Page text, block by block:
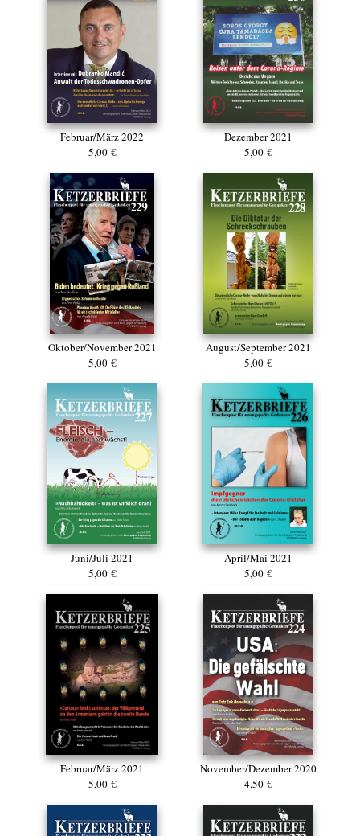
Februar/März 2022
5,00 €
Dezember 2021
5,00 €
Oktober/November 2021
5,00 €
August/September 2021
5,00 €
Juni/Juli 2021
5,00 €
April/Mai 2021
5,00 €
Februar/März 2021
5,00 €
November/Dezember 2020
4,50 €